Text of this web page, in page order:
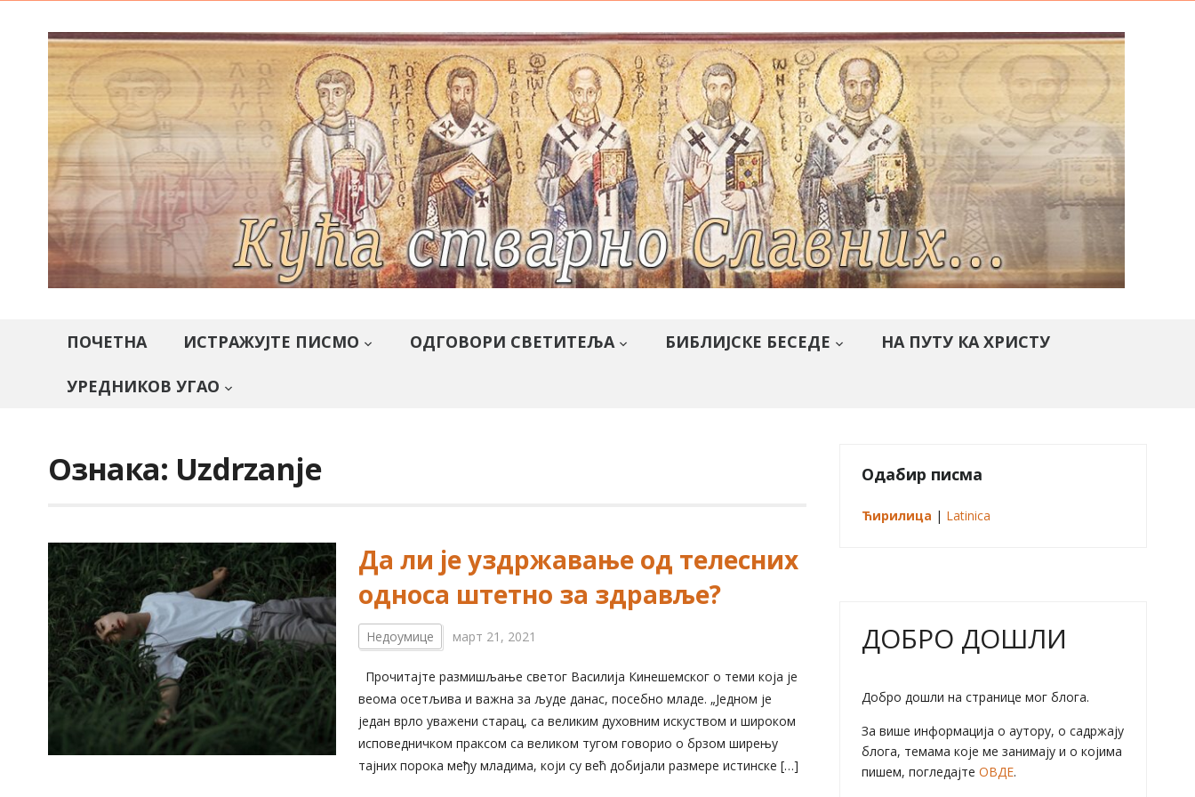
ПОЧЕТНА ИСТРАЖУЈТЕ ПИСМО ОДГОВОРИ СВЕТИТЕЉА БИБЛИЈСКЕ БЕСЕДЕ НА ПУТУ КА ХРИСТУ
УРЕДНИКОВ УГАО
Ознака: Uzdrzanje
Да ли је уздржавање од телесних
односа штетно за здравље?
Недоумице март 21, 2021
Прочитајте размишљање светог Василија Кинешемског о теми која је
веома осетљива и важна за људе данас, посебно младе. „Једном је
један врло уважени старац, са великим духовним искуством и широком
исповедничком праксом са великом тугом говорио о брзом ширењу
тајних порока међу младима, који су већ добијали размере истинске […]
Одабир писма
Ћирилица | Latinica
ДОБРО ДОШЛИ
Добро дошли на странице мог блога.
За више информација о аутору, о садржају
блога, темама које ме занимају и о којима
пишем, погледајтеОВДЕ.